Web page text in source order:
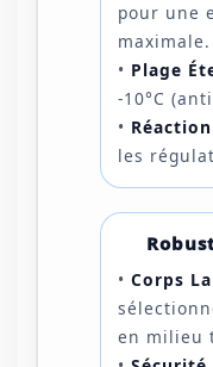
pour une
maximale.
• Plage
-10°C
•
les
• Corps
en milieu